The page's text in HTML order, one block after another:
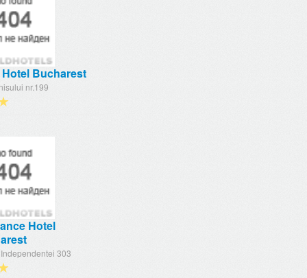
Bucharest
nr.199
Hotel
303